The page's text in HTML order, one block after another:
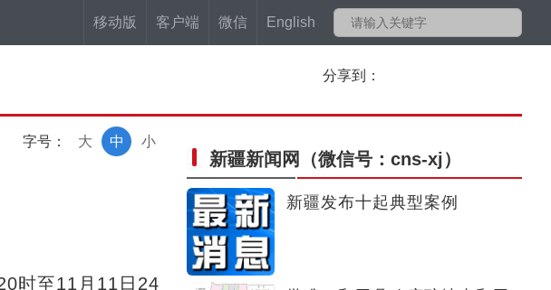
移动版 客户端 微信 English
分享到：
字号： 小
中
大
时至11月11日24
新疆新闻网 （微信号：cns-xj）
新疆发布十起典型案例